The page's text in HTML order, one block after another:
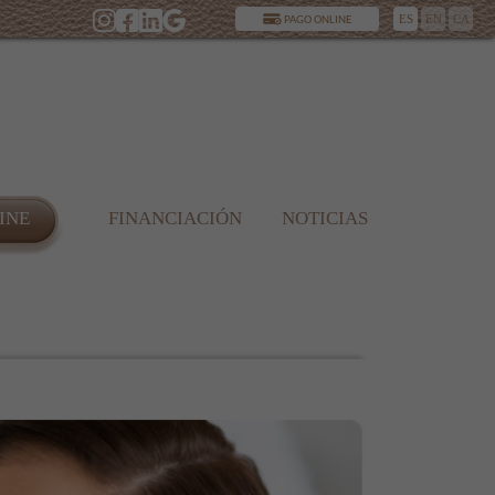
PAGO ONLINE ES EN CA
FINANCIACIÓN NOTICIAS